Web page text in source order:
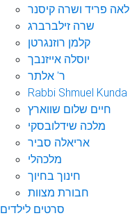
לאה פריד ושרה קיסנר
שרה זילברברג
קלמן רוזנגרטן
יוסלה אייזנבך
ר' אלתר
Rabbi Shmuel Kunda
חיים שלום שווארץ
מלכה שידלובסקי
אריאלה סביר
מלכהלי
חינוך בחיוך
חבורת מצוות
סרטים לילדים